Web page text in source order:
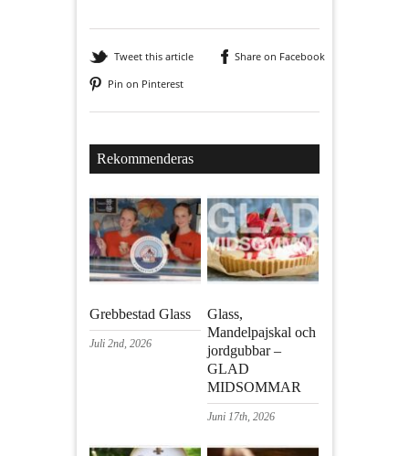
Tweet this article
Share on Facebook
Pin on Pinterest
Rekommenderas
Grebbestad Glass
Juli 2nd, 2026
Glass,
Mandelpajskal och
jordgubbar –
GLAD
MIDSOMMAR
Juni 17th, 2026